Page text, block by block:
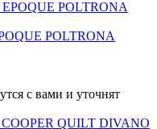
POLTRONA
с вами и уточнят